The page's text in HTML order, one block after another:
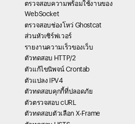
ตรวจสอบความพร้อมใช้งานของ
WebSocket
ตรวจสอบช่องโหว่ Ghostcat
ส่วนหัวเซิร์ฟเวอร์
รายงานความเร็วของเว็บ
ตัวทดสอบ HTTP/2
ตัวแก้ไขนิพจน์ Crontab
ตัวแปลง IPV4
ตัวทดสอบคุกกี้ที่ปลอดภัย
ตัวตรวจสอบ cURL
ตัวทดสอบตัวเลือก X-Frame